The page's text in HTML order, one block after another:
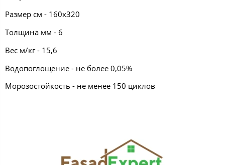
Размер см - 160х320
Толщина мм - 6
Вес м/кг - 15,6
Водопоглощение - не более 0,05%
Морозостойкость - не менее 150 циклов